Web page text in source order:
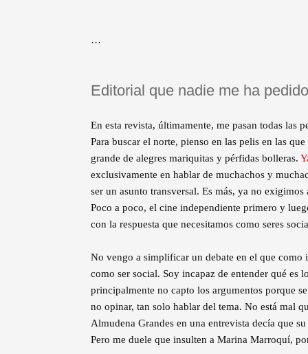
…
Editorial que nadie me ha pedido
En esta revista, últimamente, me pasan todas las
Para buscar el norte, pienso en las pelis en las
grande de alegres mariquitas y pérfidas bolleras.
exclusivamente en hablar de muchachos y
ser un asunto transversal. Es más, ya no
Poco a poco, el cine independiente primero y
con la respuesta que necesitamos como seres
No vengo a simplificar un debate en el que
como ser social. Soy incapaz de entender qué es
principalmente no capto los argumentos porque
no opinar, tan solo hablar del tema. No está mal
Almudena Grandes en una entrevista decía que
Pero me duele que insulten a Marina Marroquí,